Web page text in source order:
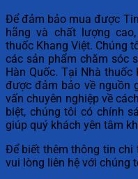
Để đảm bảo mua được
hãng và chất lượng
thuốc Khang Việt. Chúng
các sản phẩm chăm sóc
Hàn Quốc. Tại Nhà
được đảm bảo về nguồn
vấn chuyên nghiệp về
biệt, chúng tôi có chính
giúp quý khách yên tâm
Để biết thêm thông tin chi
vui lòng liên hệ với chúng